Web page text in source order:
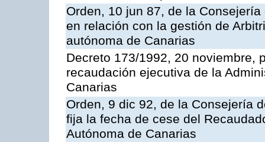
Orden, 10 jun 87, de la
en relación con la gestión de
autónoma de Canarias
Decreto 173/1992, 20 noviembre,
recaudación ejecutiva de la
Canarias
Orden, 9 dic 92, de la Consejería
fija la fecha de cese del
Autónoma de Canarias